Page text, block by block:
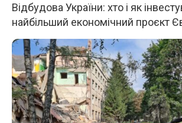
Відбудова України: хто і як
найбільший економічний проєкт